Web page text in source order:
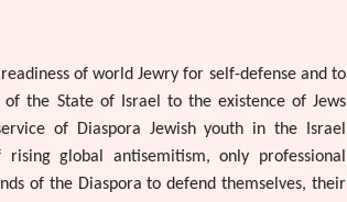
of world Jewry for self-defense and to
the State of Israel to the existence of Jews
of Diaspora Jewish youth in the Israel
global antisemitism, only professional
of the Diaspora to defend themselves, their